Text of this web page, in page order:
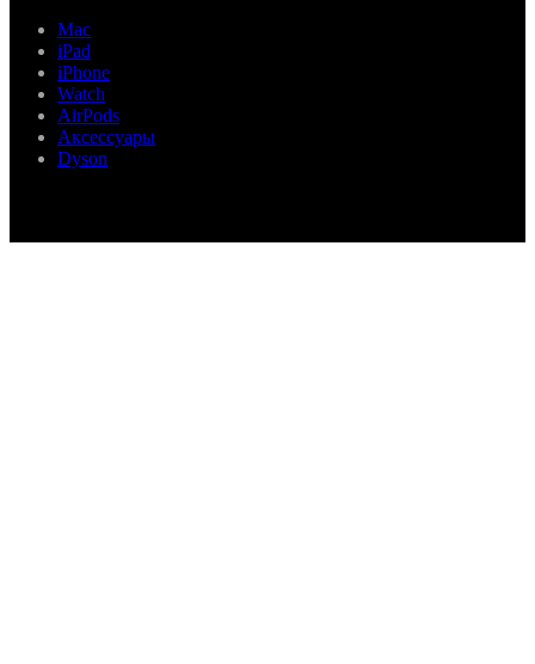
Mac
iPad
iPhone
Watch
AirPods
Аксессуары
Dyson